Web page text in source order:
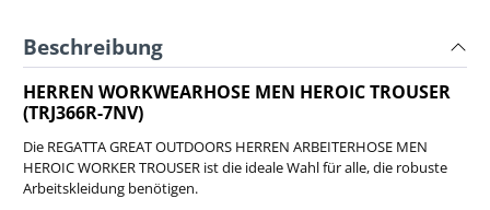
Beschreibung
HERREN WORKWEARHOSE MEN HEROIC TROUSER
(TRJ366R-7NV)
Die REGATTA GREAT OUTDOORS HERREN ARBEITERHOSE MEN
HEROIC WORKER TROUSER ist die ideale Wahl für alle, die robuste
Arbeitskleidung benötigen.